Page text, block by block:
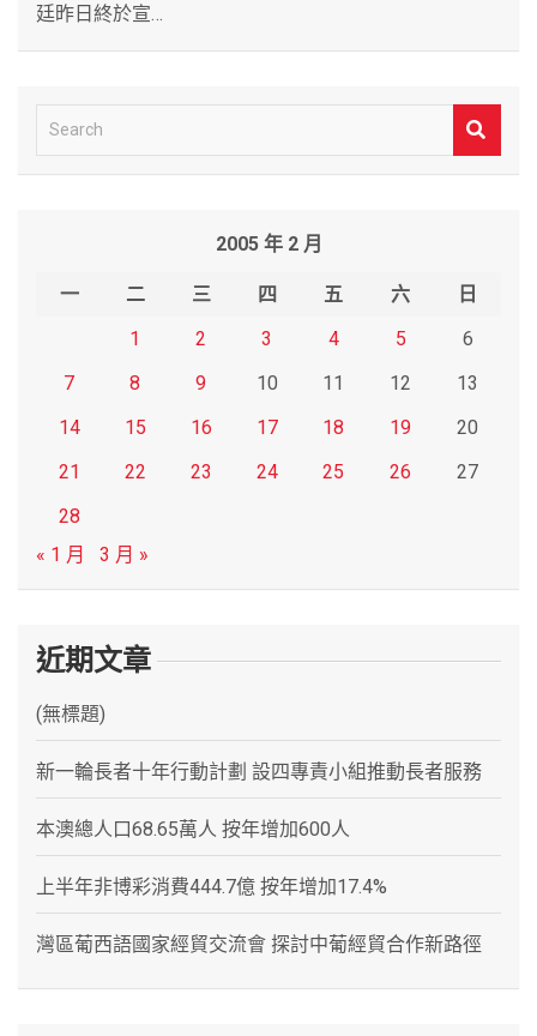
廷昨日終於宣…
e
2005 年 2 月
一 二 三 四 五 六
日
1
2 3 4 5
6
7
8 9 10 11 12
13
14
15 16 17 18 19
20
21
22 23 24 25 26
27
28
« 1 月
3 月 »
近期文章
(無標題)
新一輪長者十年行動計劃 設四專責小組推動長者服務
本澳總人口68.65萬人 按年增加600人
上半年非博彩消費444.7億 按年增加17.4%
灣區葡西語國家經貿交流會 探討中葡經貿合作新路徑